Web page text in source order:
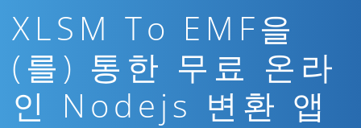
XLSM To EMF을
(를) 통한 무료 온라
인 Nodejs 변환 앱